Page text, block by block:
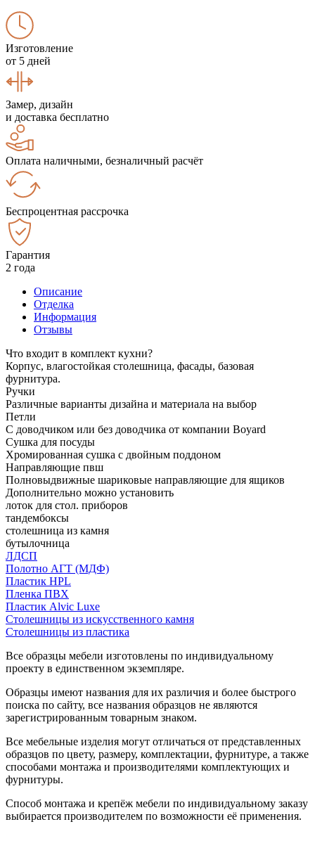
Изготовление
от 5 дней
Замер, дизайн
и доставка бесплатно
Оплата наличными, безналичный расчёт
Беспроцентная рассрочка
Гарантия
2 года
Описание
Отделка
Информация
Отзывы
Что входит в комплект кухни?
Корпус, влагостойкая столешница, фасады, базовая
фурнитура.
Ручки
Различные варианты дизайна и материала на выбор
Петли
С доводчиком или без доводчика от компании Boyard
Сушка для посуды
Хромированная сушка с двойным поддоном
Направляющие пвш
Полновыдвижные шариковые направляющие для ящиков
Дополнительно можно установить
лоток для стол. приборов
тандембоксы
столешница из камня
бутылочница
ЛДСП
Полотно АГТ (МДФ)
Пластик HPL
Пленка ПВХ
Пластик Alvic Luxe
Столешницы из искусственного камня
Столешницы из пластика
Все образцы мебели изготовлены по индивидуальному
проекту в единственном экземпляре.
Образцы имеют названия для их различия и более быстрого
поиска по сайту, все названия образцов не являются
зарегистрированным товарным знаком.
Все мебельные изделия могут отличаться от представленных
образцов по цвету, размеру, комплектации, фурнитуре, а также
способами монтажа и производителями комплектующих и
фурнитуры.
Способ монтажа и крепёж мебели по индивидуальному заказу
выбирается производителем по возможности её применения.